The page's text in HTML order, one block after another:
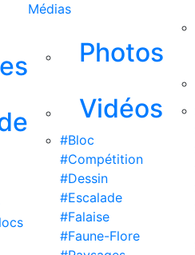
Médias
Photos
Vidéos
#Bloc
#Compétition
#Dessin
#Escalade
#Falaise
#Faune-Flore